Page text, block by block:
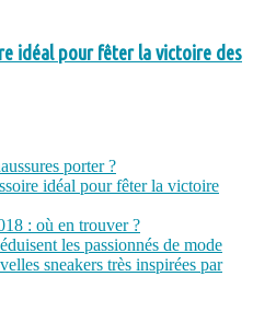
idéal pour fêter la victoire des
porter ?
idéal pour fêter la victoire
: où en trouver ?
les passionnés de mode
sneakers très inspirées par